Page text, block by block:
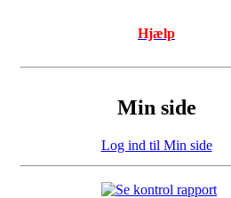
Hjælp
Min side
Log ind til Min side